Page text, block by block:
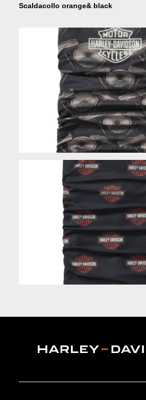
Scaldacollo orange& black
Scaldacollo in Limited Edition
Scaldacollo in Limited Edition